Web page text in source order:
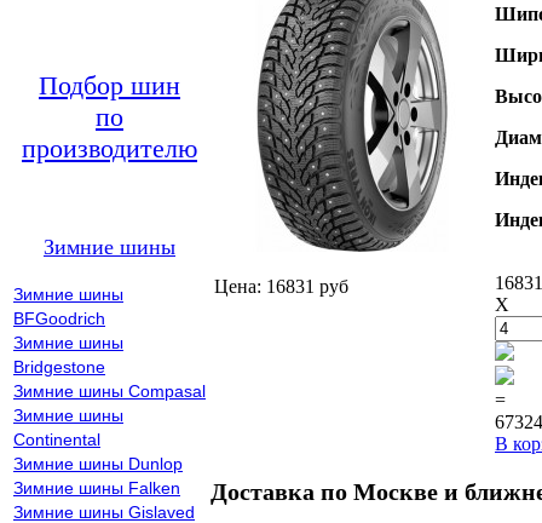
Подбор шин
по
производителю
Зимние шины
Зимние шины
BFGoodrich
Зимние шины
Bridgestone
Зимние шины Compasal
Зимние шины
Continental
Зимние шины Dunlop
Зимние шины Falken
Зимние шины Gislaved
Цена: 16831 руб
X
=
В
Доставка по Москве и